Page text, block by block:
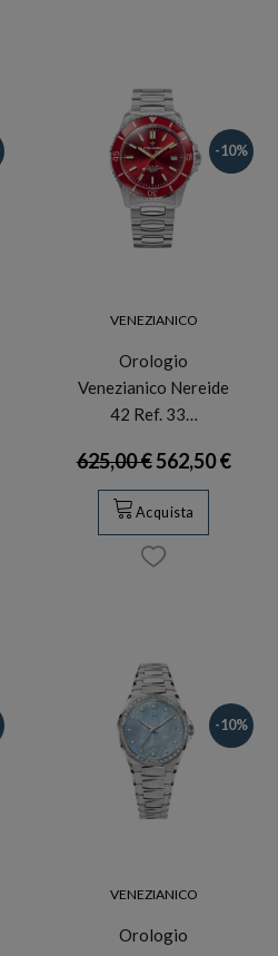
-10%
VENEZIANICO
Orologio
Venezianico Nereide
42 Ref. 33…
625,00 €562,50 €
Acquista
-10%
VENEZIANICO
Orologio